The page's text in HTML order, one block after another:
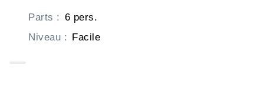
Parts : 6 pers.
Niveau : Facile